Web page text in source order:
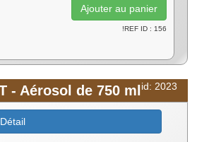
!REF ID : 156
id: 2023
- Aérosol de 750 ml